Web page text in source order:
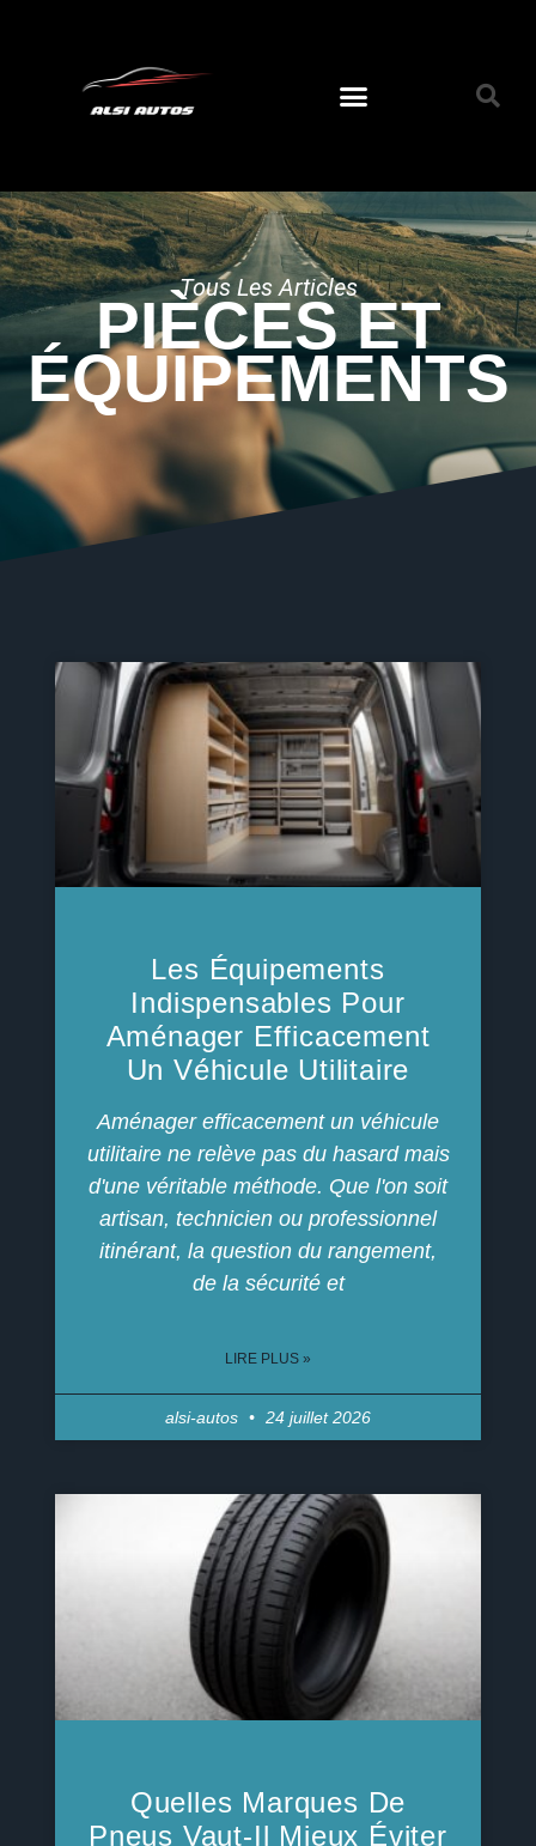
Tous Les Articles
PIÈCES ET
ÉQUIPEMENTS
Les Équipements
Indispensables Pour
Aménager Efficacement
Un Véhicule Utilitaire
Aménager efficacement un véhicule
utilitaire ne relève pas du hasard mais
d'une véritable méthode. Que l'on soit
artisan, technicien ou professionnel
itinérant, la question du rangement,
de la sécurité et
LIRE PLUS »
alsi-autos 24 juillet 2026
Quelles Marques De
Pneus Vaut-Il Mieux Éviter